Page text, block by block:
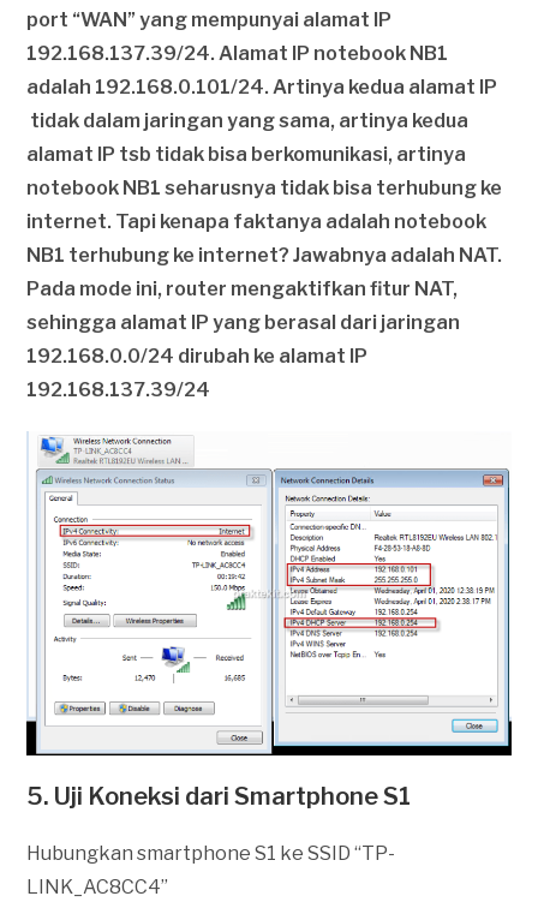
port “WAN” yang mempunyai alamat IP
192.168.137.39/24. Alamat IP notebook NB1
adalah 192.168.0.101/24. Artinya kedua alamat IP
tidak dalam jaringan yang sama, artinya kedua
alamat IP tsb tidak bisa berkomunikasi, artinya
notebook NB1 seharusnya tidak bisa terhubung ke
internet. Tapi kenapa faktanya adalah notebook
NB1 terhubung ke internet? Jawabnya adalah NAT.
Pada mode ini, router mengaktifkan fitur NAT,
sehingga alamat IP yang berasal dari jaringan
192.168.0.0/24 dirubah ke alamat IP
192.168.137.39/24
5. Uji Koneksi dari Smartphone S1
Hubungkan smartphone S1 ke SSID “TP-
LINK_AC8CC4”